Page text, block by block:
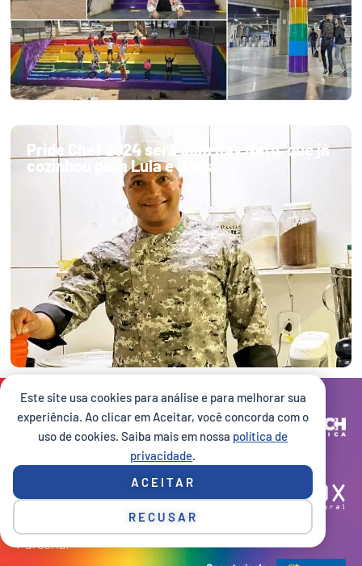
Este site usa cookies para análise e para melhorar sua
experiência. Ao clicar em Aceitar, você concorda com o
uso de cookies. Saiba mais em nossa política de
privacidade.
ACEITAR
RECUSAR
Pride Chef 2024 será com Ray Neto, que já
cozinhou para Lula e Janja
Site desenvolvido por:
Execução:
Parceria: